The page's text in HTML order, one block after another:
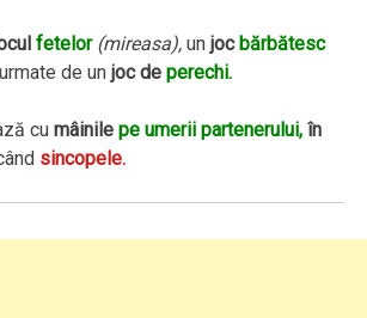
fetelor (mireasa), unjocbărbătesc
urmate de unjoc deperechi.
cumâinilepe umerii partenerului, în
sincopele.